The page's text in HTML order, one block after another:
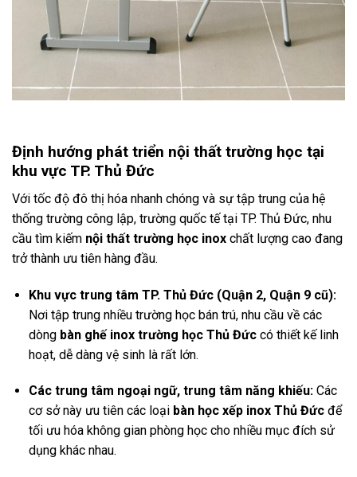
Định hướng phát triển nội thất trường học tại
khu vực TP. Thủ Đức
Với tốc độ đô thị hóa nhanh chóng và sự tập trung của hệ
thống trường công lập, trường quốc tế tại TP. Thủ Đức, nhu
cầu tìm kiếm nội thất trường học inox chất lượng cao đang
trở thành ưu tiên hàng đầu.
Khu vực trung tâm TP. Thủ Đức (Quận 2, Quận 9 cũ):
Nơi tập trung nhiều trường học bán trú, nhu cầu về các
dòng bàn ghế inox trường học Thủ Đứccó thiết kế linh
hoạt, dễ dàng vệ sinh là rất lớn.
Các trung tâm ngoại ngữ, trung tâm năng khiếu:Các
cơ sở này ưu tiên các loại bàn học xếp inox Thủ Đứcđể
tối ưu hóa không gian phòng học cho nhiều mục đích sử
dụng khác nhau.